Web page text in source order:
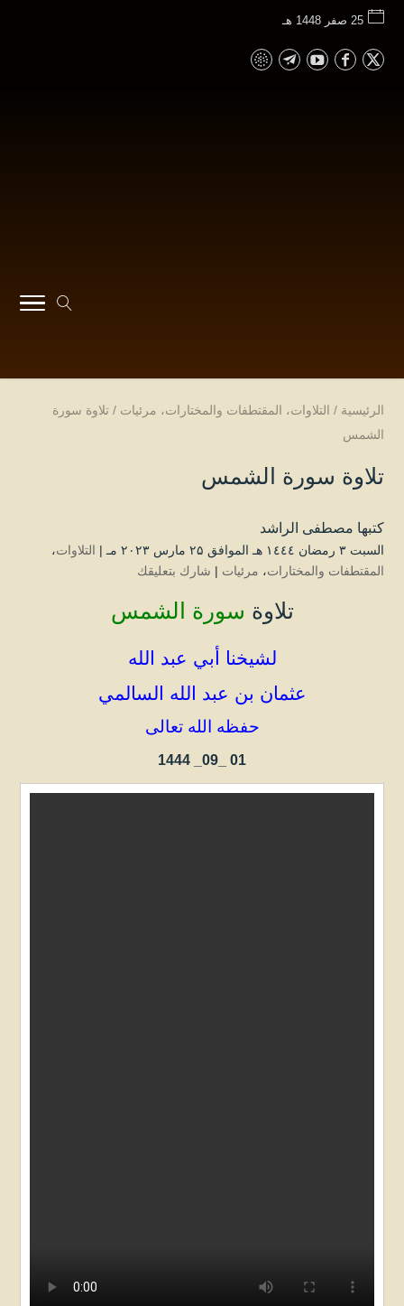
25 صفر 1448 هـ
الرئيسية / التلاوات، المقتطفات والمختارات، مرئيات / تلاوة سورة
الشمس
تلاوة سورة الشمس
كتبها مصطفى الراشد
السبت ۳ رمضان ۱٤٤٤ هـ الموافق ۲۵ مارس ۲۰۲۳ مـ | التلاوات،
المقتطفات والمختارات، مرئيات | شارك بتعليقك
تلاوة سورة الشمس
لشيخنا أبي عبد الله
عثمان بن عبد الله السالمي
حفظه الله تعالى
01 _09_ 1444